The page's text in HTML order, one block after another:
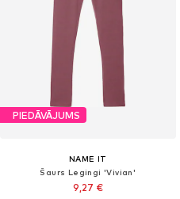
PIEDĀVĀJUMS
NAME IT
Šaurs Legingi 'Vivian'
9,27 €